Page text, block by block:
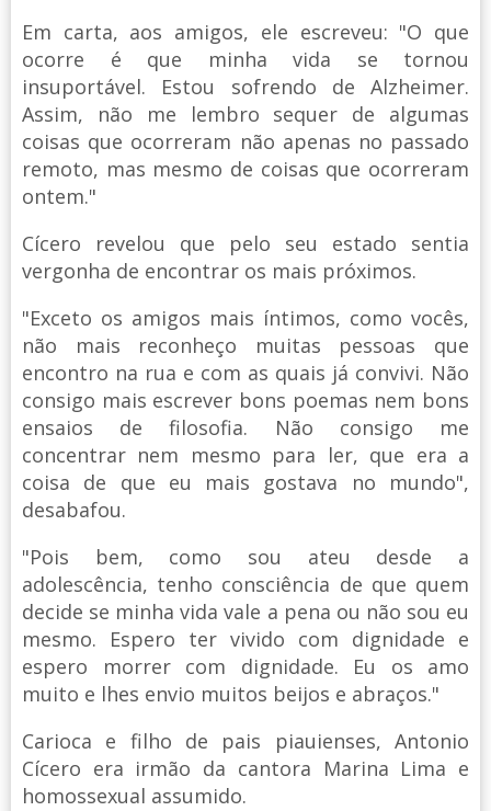
Em carta, aos amigos, ele escreveu: "O que
ocorre é que minha vida se tornou
insuportável. Estou sofrendo de Alzheimer.
Assim, não me lembro sequer de algumas
coisas que ocorreram não apenas no passado
remoto, mas mesmo de coisas que ocorreram
ontem."
Cícero revelou que pelo seu estado sentia
vergonha de encontrar os mais próximos.
"Exceto os amigos mais íntimos, como vocês,
não mais reconheço muitas pessoas que
encontro na rua e com as quais já convivi. Não
consigo mais escrever bons poemas nem bons
ensaios de filosofia. Não consigo me
concentrar nem mesmo para ler, que era a
coisa de que eu mais gostava no mundo",
desabafou.
"Pois bem, como sou ateu desde a
adolescência, tenho consciência de que quem
decide se minha vida vale a pena ou não sou eu
mesmo. Espero ter vivido com dignidade e
espero morrer com dignidade. Eu os amo
muito e lhes envio muitos beijos e abraços."
Carioca e filho de pais piauienses, Antonio
Cícero era irmão da cantora Marina Lima e
homossexual assumido.